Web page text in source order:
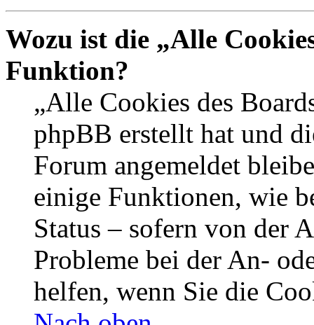
Wozu ist die „Alle
Funktion?
„Alle Cookies des
phpBB erstellt hat und
Forum angemeldet
einige Funktionen, wie
Status – sofern von der
Probleme bei der An-
helfen, wenn Sie die